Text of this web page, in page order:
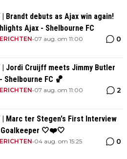
| Brandt debuts as Ajax win again!
Ajax - Shelbourne FC
•07 aug. om 11:00 0
| Jordi Cruijff meets Jimmy Butler
Shelbourne FC 🏀
•07 aug. om 11:00 2
| Marc ter Stegen's First Interview
Goalkeeper 🤍❤️🤍
•04 aug. om 15:25 0